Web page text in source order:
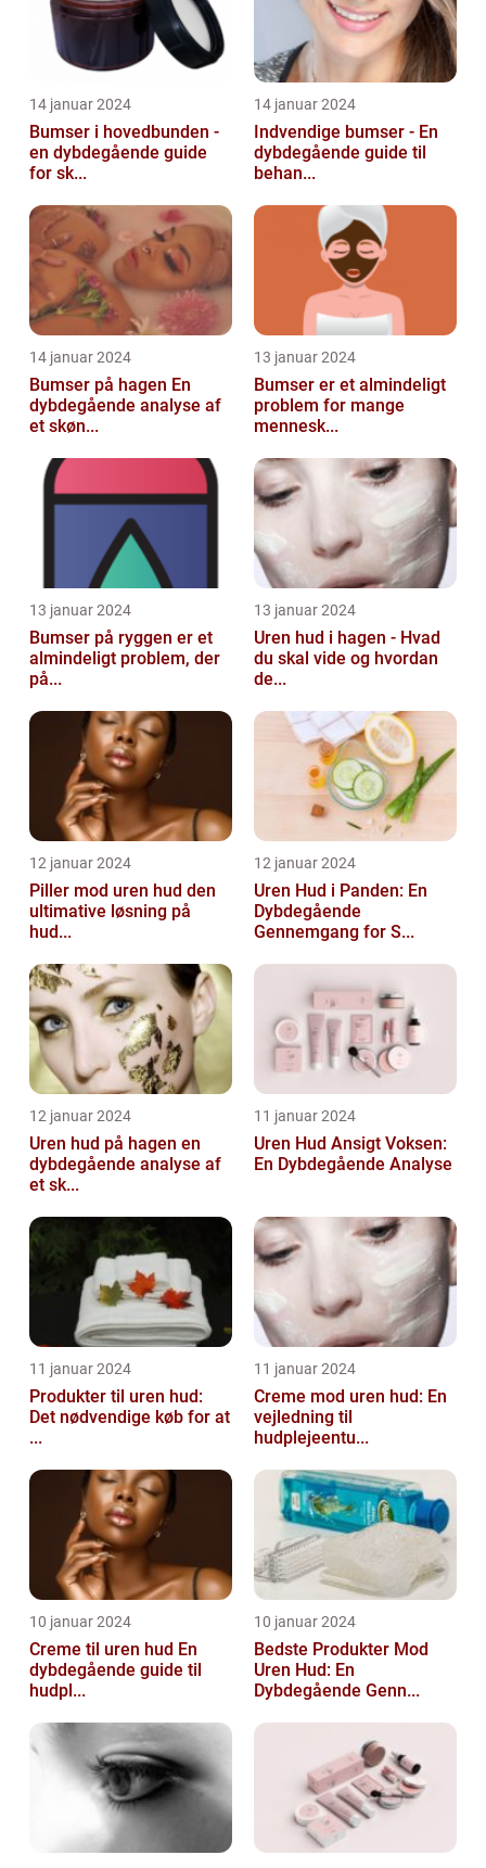
14 januar 2024
Bumser i hovedbunden -
en dybdegående guide
for sk...
14 januar 2024
Indvendige bumser - En
dybdegående guide til
behan...
14 januar 2024
Bumser på hagen En
dybdegående analyse af
et skøn...
13 januar 2024
Bumser er et almindeligt
problem for mange
mennesk...
13 januar 2024
Bumser på ryggen er et
almindeligt problem, der
på...
13 januar 2024
Uren hud i hagen - Hvad
du skal vide og hvordan
de...
12 januar 2024
Piller mod uren hud den
ultimative løsning på
hud...
12 januar 2024
Uren Hud i Panden: En
Dybdegående
Gennemgang for S...
12 januar 2024
Uren hud på hagen en
dybdegående analyse af
et sk...
11 januar 2024
Uren Hud Ansigt Voksen:
En Dybdegående Analyse
11 januar 2024
Produkter til uren hud:
Det nødvendige køb for at
...
11 januar 2024
Creme mod uren hud: En
vejledning til
hudplejeentu...
10 januar 2024
Creme til uren hud En
dybdegående guide til
hudpl...
10 januar 2024
Bedste Produkter Mod
Uren Hud: En
Dybdegående Genn...